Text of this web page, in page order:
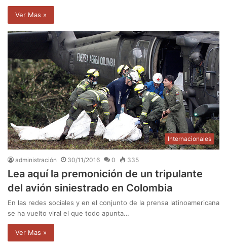
Ver Mas »
Internacionales
administración 30/11/2016 0 335
Lea aquí la premonición de un tripulante
del avión siniestrado en Colombia
En las redes sociales y en el conjunto de la prensa latinoamericana
se ha vuelto viral el que todo apunta…
Ver Mas »